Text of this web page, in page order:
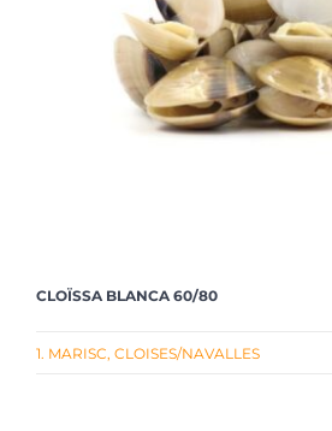
CLOÏSSA BLANCA 60/80
1. MARISC, CLOISES/NAVALLES